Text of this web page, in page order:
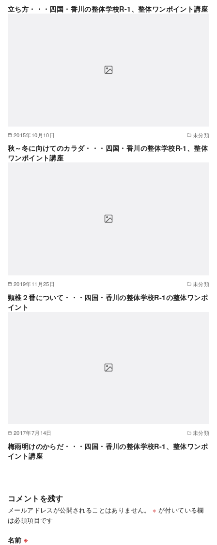
立ち方・・・四国・香川の整体学校R-1、整体ワンポイント講座
2015年10月10日 未分類
秋～冬に向けてのカラダ・・・四国・香川の整体学校R-1、整体
ワンポイント講座
2019年11月25日 未分類
頸椎２番について・・・四国・香川の整体学校R-1の整体ワンポ
イント
2017年7月14日 未分類
梅雨明けのからだ・・・四国・香川の整体学校R-1、整体ワンポ
イント講座
コメントを残す
メールアドレスが公開されることはありません。 ※ が付いている欄
は必須項目です
名前※